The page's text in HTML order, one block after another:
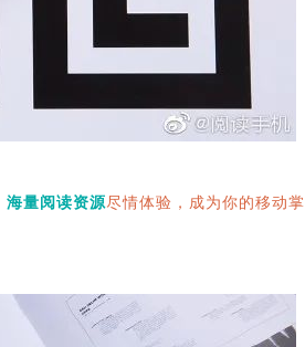
海量阅读资源尽情体验，成为你的移动掌